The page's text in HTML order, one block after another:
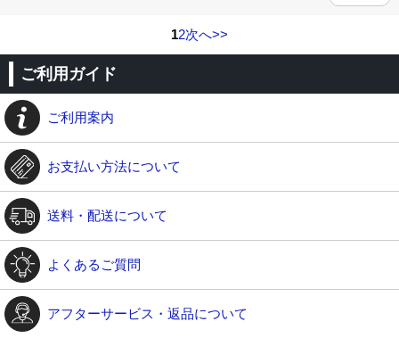
12次へ>>
ご利用ガイド
ご利用案内
お支払い方法について
送料・配送について
よくあるご質問
アフターサービス・返品について